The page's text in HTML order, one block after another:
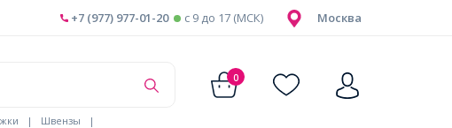
Москва
+7 (977) 977-01-20 c 9 до 17 (МСК)
0
| Швензы
|